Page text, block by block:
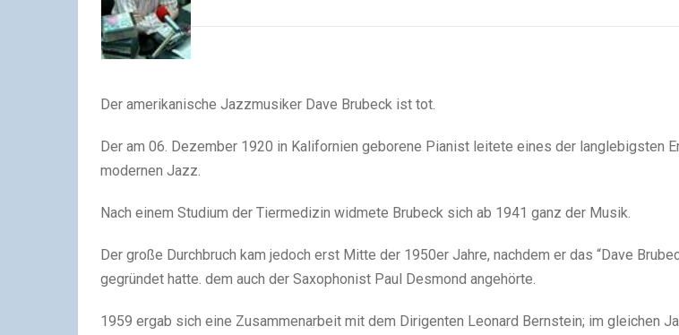
Der amerikanische Jazzmusiker Dave Brubeck ist tot.
Der am 06. Dezember 1920 in Kalifornien geborene Pianist leitete eines der langlebigsten
modernen Jazz.
Nach einem Studium der Tiermedizin widmete Brubeck sich ab 1941 ganz der Musik.
Der große Durchbruch kam jedoch erst Mitte der 1950er Jahre, nachdem er das “Dave
gegründet hatte. dem auch der Saxophonist Paul Desmond angehörte.
1959 ergab sich eine Zusammenarbeit mit dem Dirigenten Leonard Bernstein; im gleichen